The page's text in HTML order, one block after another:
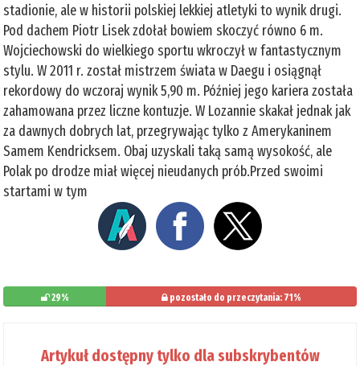
stadionie, ale w historii polskiej lekkiej atletyki to wynik drugi.
Pod dachem Piotr Lisek zdołał bowiem skoczyć równo 6 m.
Wojciechowski do wielkiego sportu wkroczył w fantastycznym
stylu. W 2011 r. został mistrzem świata w Daegu i osiągnął
rekordowy do wczoraj wynik 5,90 m. Później jego kariera została
zahamowana przez liczne kontuzje. W Lozannie skakał jednak jak
za dawnych dobrych lat, przegrywając tylko z Amerykaninem
Samem Kendricksem. Obaj uzyskali taką samą wysokość, ale
Polak po drodze miał więcej nieudanych prób.Przed swoimi
startami w tym
29% pozostało do przeczytania: 71%
Artykuł dostępny tylko dla subskrybentów